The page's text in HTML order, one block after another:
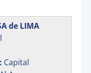
de LIMA
Capital